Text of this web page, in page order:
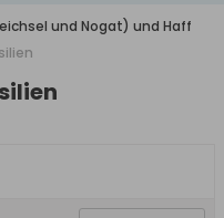
und Nogat) und Haff